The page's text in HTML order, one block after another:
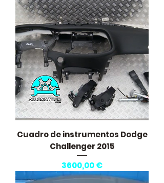
Cuadro de instrumentos Dodge
Challenger 2015
Precio
3600,00 €